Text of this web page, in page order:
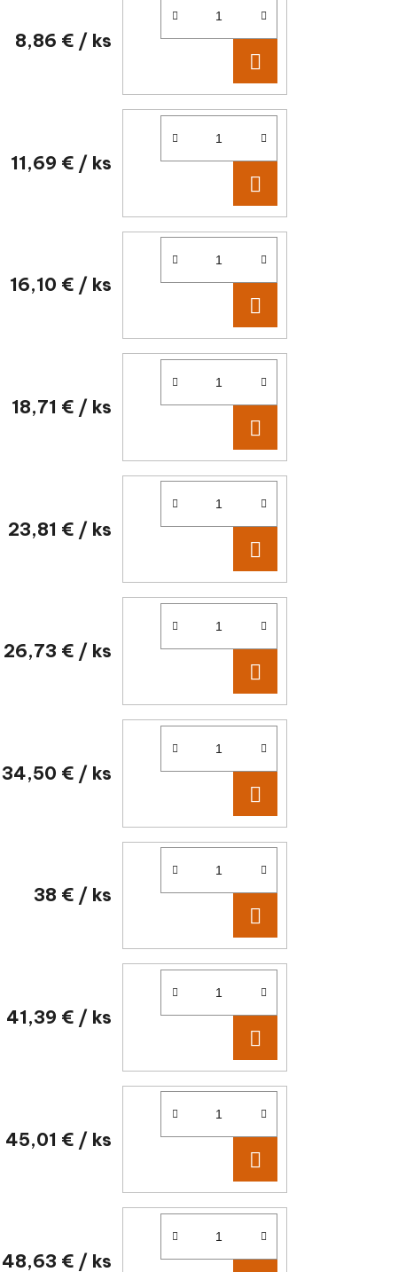
8,86 € / ks
11,69 € / ks
16,10 € / ks
18,71 € / ks
23,81 € / ks
26,73 € / ks
34,50 € / ks
38 € / ks
41,39 € / ks
45,01 € / ks
48,63 € / ks